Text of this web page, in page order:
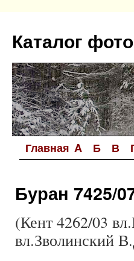
содержимому
Каталог
Главная A Б В
Буран 7425/
(Кент 4262/03
вл.Зволинский